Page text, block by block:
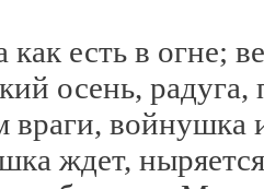
есть в огне;
осень, радуга,
войнушка
ждет,